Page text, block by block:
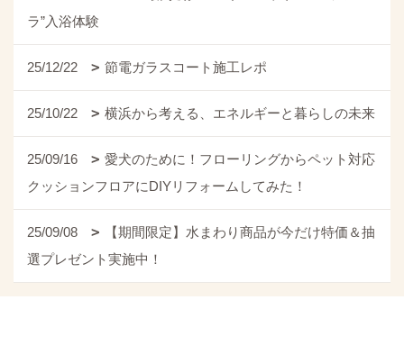
ラ”入浴体験
25/12/22 節電ガラスコート施工レポ
25/10/22 横浜から考える、エネルギーと暮らしの未来
25/09/16
愛犬のために！フローリングからペット対応
クッションフロアにDIYリフォームしてみた！
25/09/08
【期間限定】水まわり商品が今だけ特価＆抽
選プレゼント実施中！